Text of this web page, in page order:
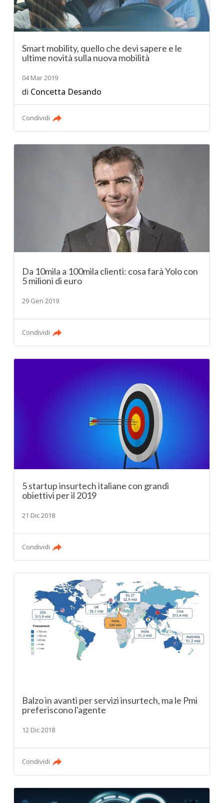
Smart mobility, quello che devi sapere e le
ultime novità sulla nuova mobilità
04 Mar 2019
di Concetta Desando
Condividi
Da 10mila a 100mila clienti: cosa farà Yolo con
5 milioni di euro
29 Gen 2019
Condividi
5 startup insurtech italiane con grandi
obiettivi per il 2019
21 Dic 2018
Condividi
Balzo in avanti per servizi insurtech, ma le Pmi
preferiscono l'agente
12 Dic 2018
Condividi